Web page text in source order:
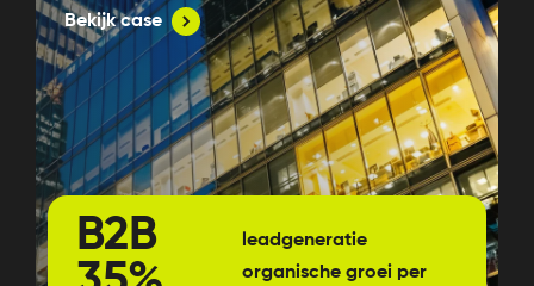
Bekijk case
B2B leadgeneratie
organische groei per